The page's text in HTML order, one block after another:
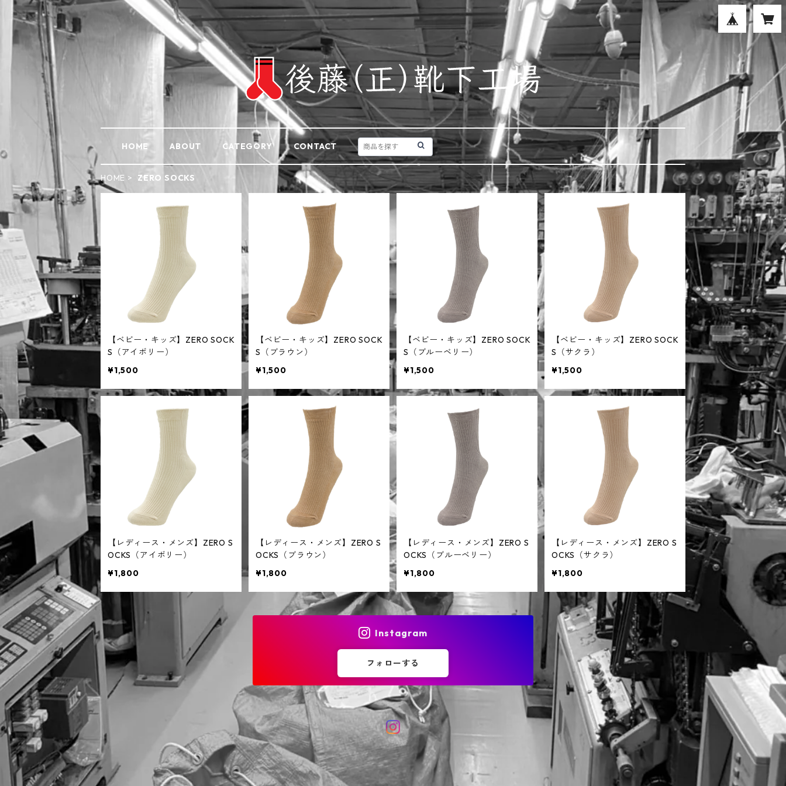
HOME ABOUT CATEGORY CONTACT
HOME ZERO SOCKS
【ベビー・キッズ】ZERO SOCK
S（アイボリー）
¥1,500
【ベビー・キッズ】ZERO SOCK
S（ブラウン）
¥1,500
【ベビー・キッズ】ZERO SOCK
S（ブルーベリー）
¥1,500
【ベビー・キッズ】ZERO SOCK
S（サクラ）
¥1,500
【レディース・メンズ】ZERO S
OCKS（アイボリー）
¥1,800
【レディース・メンズ】ZERO S
OCKS（ブラウン）
¥1,800
【レディース・メンズ】ZERO S
OCKS（ブルーベリー）
¥1,800
【レディース・メンズ】ZERO S
OCKS（サクラ）
¥1,800
Instagram
フォローする